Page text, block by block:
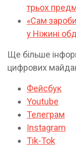
трьох
«Сам
у Ніжині
Ще більше
цифрових
Фейсбук
Youtube
Телеграм
Instagram
Tik-Tok